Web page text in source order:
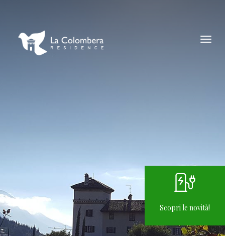
Scopri le novità!